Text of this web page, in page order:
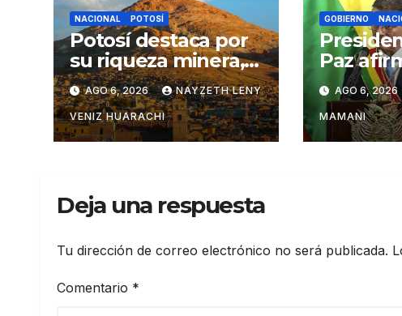
NACIONAL POTOSÍ
Potosí destaca por
su riqueza minera,
turística y
productiva
AGO 6, 2026 NAYZETH LENY
VENIZ HUARACHI
GOBIERNO
Paz
contra
del país
AGO 6, 2026
MAMANI
Deja una respuesta
Tu dirección de correo electrónico no será publicada.
Comentario *